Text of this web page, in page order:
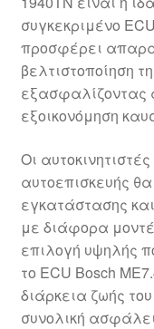
Ο λογαριασμός
Ολοκλήρωση
Οροι και
Παγκόσμια
Παράπονα
πληρωμές
Πολιτική
συγκεκριμένο
προσφέρει
βελτιστοποίηση
εξασφαλίζοντας
εξοικονόμηση
Οι
αυτοεπισκευής
εγκατάστασης
με διάφορα
επιλογή υψηλής
το ECU Bosch
διάρκεια ζωής
συνολική